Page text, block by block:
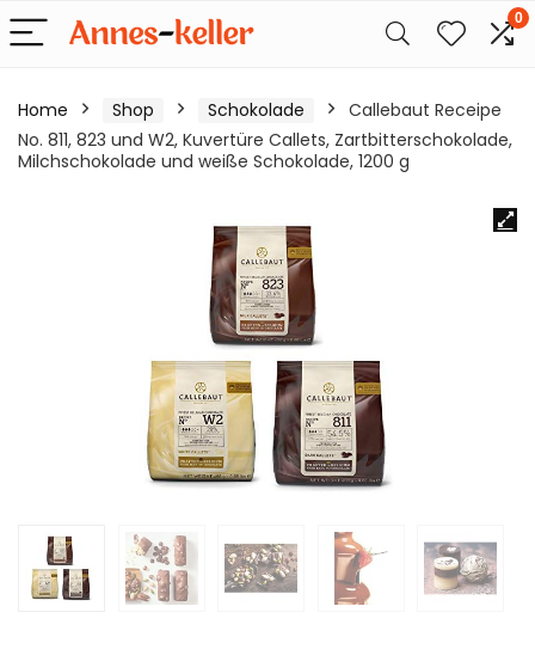
0
Home Shop Schokolade
Callebaut Receipe
No. 811, 823 und W2, Kuvertüre Callets, Zartbitterschokolade,
Milchschokolade und weiße Schokolade, 1200 g